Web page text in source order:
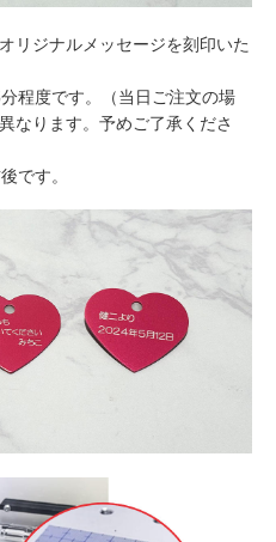
リジナルメッセージを刻印いた
程度です。（当日ご注文の場
なります。予めご了承くださ
です。